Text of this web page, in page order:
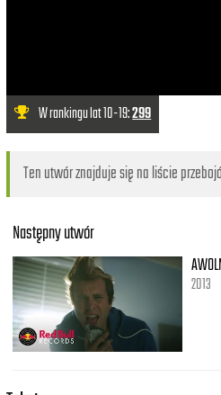
W rankingu lat 10-19:299
Ten utwór znajduje się na liście
Następny utwór
2013